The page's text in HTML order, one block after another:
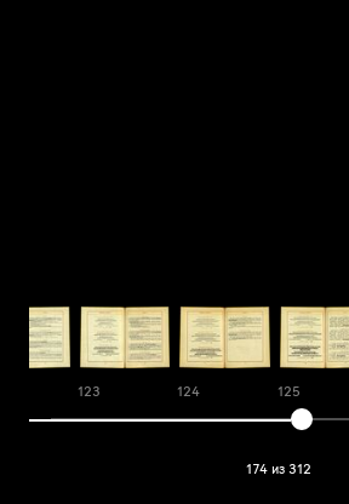
123 124 125
174 из 312